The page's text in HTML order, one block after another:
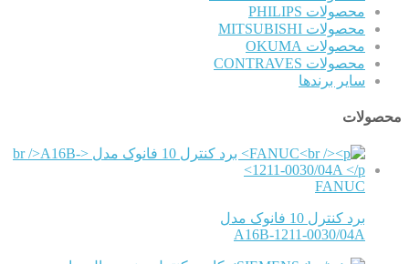
محصولات PHILIPS
محصولات MITSUBISHI
محصولات OKUMA
محصولات CONTRAVES
سایر برندها
محصولات
FANUC
برد کنترل 10 فانوک مدل
A16B-1211-0030/04A